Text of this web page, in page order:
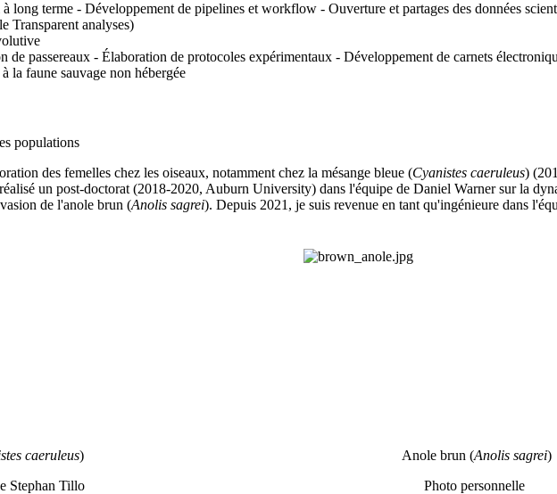
à long terme - Développement de pipelines et workflow - Ouverture et partages des données
Transparent analyses)
passereaux - Élaboration de protocoles expérimentaux - Développement de carnets
la faune sauvage non hébergée
populations
des femelles chez les oiseaux, notamment chez la mésange bleue (Cyanistes caeruleus)
un post-doctorat (2018-2020, Auburn University) dans l'équipe de Daniel Warner sur la
de l'anole brun (Anolis sagrei). Depuis 2021, je suis revenue en tant qu'ingénieure dans
caeruleus)
Stephan Tillo
Anole brun (Anolis sagrei)
Photo personnelle